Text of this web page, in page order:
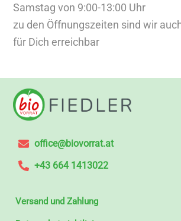
Samstag von 9:00-13:00 Uhr
zu den Öffnungszeiten sind wir
für Dich erreichbar
office@biovorrat.at
+43 664 1413022
Versand und Zahlung